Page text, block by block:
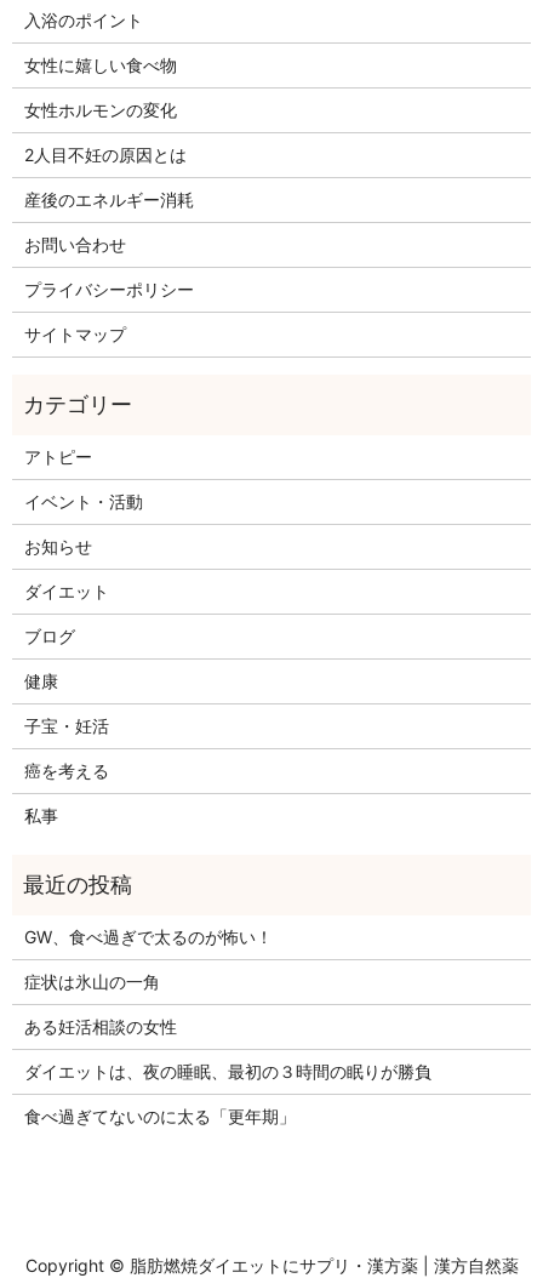
入浴のポイント
女性に嬉しい食べ物
女性ホルモンの変化
2人目不妊の原因とは
産後のエネルギー消耗
お問い合わせ
プライバシーポリシー
サイトマップ
アトピー
イベント・活動
お知らせ
ダイエット
ブログ
健康
子宝・妊活
癌を考える
私事
GW、食べ過ぎで太るのが怖い！
症状は氷山の一角
ある妊活相談の女性
ダイエットは、夜の睡眠、最初の３時間の眠りが勝負
食べ過ぎてないのに太る「更年期」
Copyright © 脂肪燃焼ダイエットにサプリ・漢方薬 | 漢方自然薬